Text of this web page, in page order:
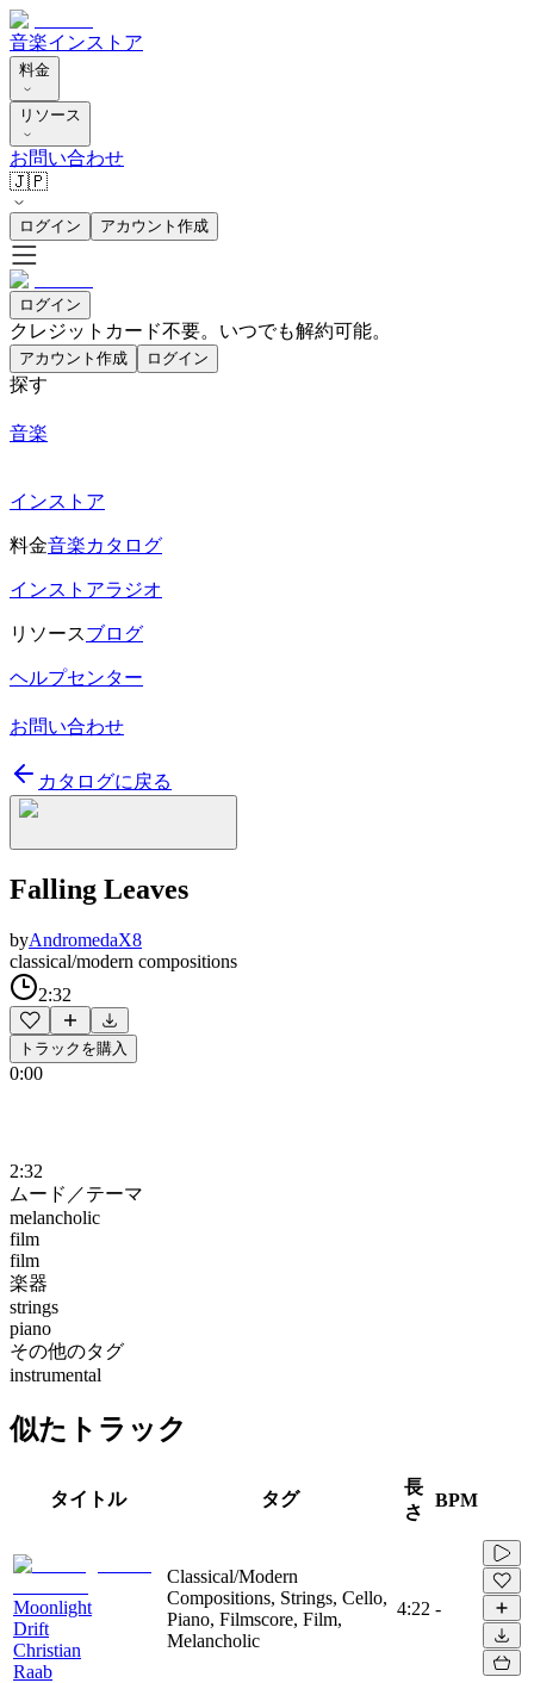
音楽インストア
料金
リソース
お問い合わせ
🇯🇵
ログイン アカウント作成
ログイン
クレジットカード不要。いつでも解約可能。
アカウント作成 ログイン
探す
音楽
インストア
料金音楽カタログ
インストアラジオ
リソースブログ
ヘルプセンター
お問い合わせ
カタログに戻る
Falling Leaves
byAndromedaX8
classical/modern compositions
2:32
トラックを購入
0:00
2:32
ムード／テーマ
melancholic
film
film
楽器
strings
piano
その他のタグ
instrumental
似たトラック
タイトル タグ
長
さ
BPM
Moonlight
Drift
Christian
Raab
Classical/Modern
Compositions, Strings, Cello,
Piano, Filmscore, Film,
Melancholic
4:22 -